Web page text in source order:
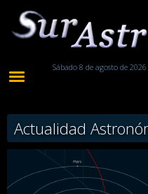
Sábado 8 de agosto de
Actualidad